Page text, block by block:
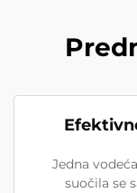
Jedna
suočila se